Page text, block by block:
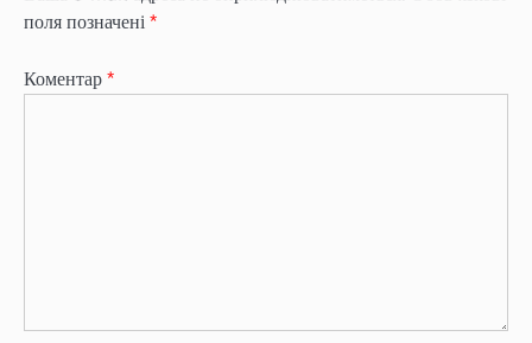
поля позначені *
Коментар *